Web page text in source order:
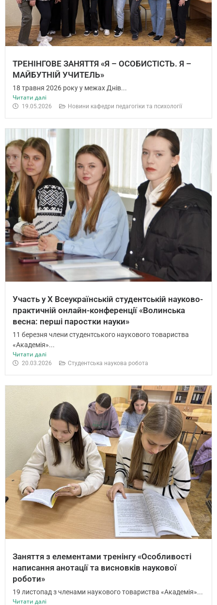
ТРЕНІНГОВЕ ЗАНЯТТЯ «Я – ОСОБИСТІСТЬ. Я –
МАЙБУТНІЙ УЧИТЕЛЬ»
18 травня 2026 року у межах Днів...
Читати далі
19.05.2026 Новини кафедри педагогіки та психології
Участь у Х Всеукраїнській студентській науково-
практичній онлайн-конференції «Волинська
весна: перші паростки науки»
11 березня члени студентського наукового товариства
«Академія»...
Читати далі
20.03.2026 Студентська наукова робота
Заняття з елементами тренінгу «Особливості
написання анотації та висновків наукової
роботи»
19 листопад з членами наукового товариства «Академія»...
Читати далі